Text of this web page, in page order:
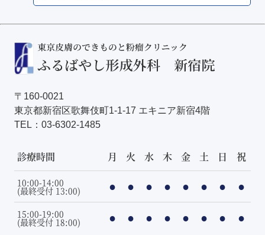
〒160-0021
東京都新宿区歌舞伎町1-1-17 エキニア新宿4階
TEL： 03-6302-1485
診療時間 月 火 水 木 金 土 日 祝
10:00-14:00
(最終受付 13:00) ● ● ● ● ● ● ● ●
15:00-19:00
(最終受付 18:00) ● ● ● ● ● ● ● ●